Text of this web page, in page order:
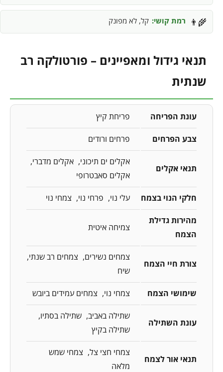
👨‍🌾 רמת קושי: קל, לא מפונק
תנאי גידול ומאפיינים – פורטולקה רב
שנתית
עונת הפריחה פריחת קיץ
צבע הפרחים פרחים ורודים
תנאי אקלים
אקלים ים תיכוני
אקלים מדברי
אקלים סאבטרופי
חלקי הנוי בצמח עלי נוי פרחי נוי צמחי נוי
מהירות גדילת
הצמח
צמיחה איטית
צורת חיי הצמח
צמחים נשירים
צמחים רב שנתי
שיח
שימושי הצמח צמחי נוי צמחים עמידים ביובש
עונת השתילה
שתילה באביב שתילה בסתיו
שתילה בקיץ
תנאי אור לצמח
צמחי חצי צל
צמחי שמש
מלאה